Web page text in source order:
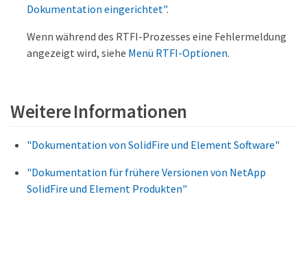
Dokumentation eingerichtet".
Wenn während des RTFI-Prozesses eine Fehlermeldung
angezeigt wird, siehe Menü RTFI-Optionen.
Weitere Informationen
"Dokumentation von SolidFire und Element Software"
"Dokumentation für frühere Versionen von NetApp
SolidFire und Element Produkten"